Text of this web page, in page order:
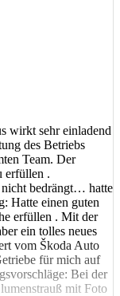
wirkt sehr einladend
des Betriebs
Team. Der
erfüllen .
bedrängt… hatte
Hatte einen guten
erfüllen . Mit der
ein tolles neues
vom Škoda Auto
für mich auf
Bei der
mit Foto